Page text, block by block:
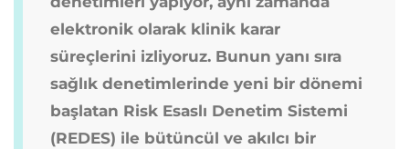
elektronik olarak klinik karar
süreçlerini izliyoruz. Bunun yanı sıra
sağlık denetimlerinde yeni bir dönemi
başlatan Risk Esaslı Denetim Sistemi
(REDES) ile bütüncül ve akılcı bir